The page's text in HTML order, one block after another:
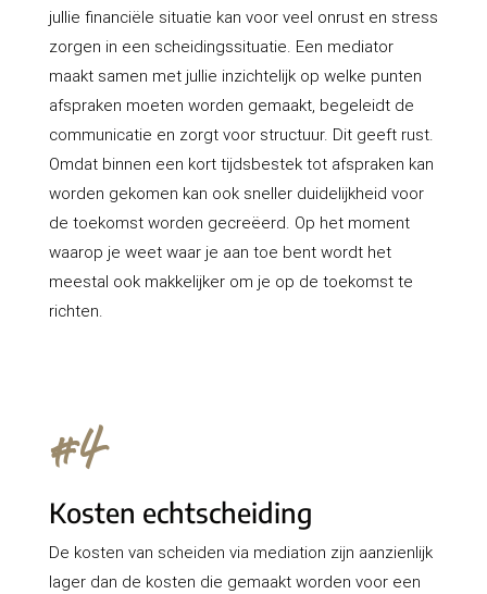
jullie financiële situatie kan voor veel onrust en stress
zorgen in een scheidingssituatie. Een mediator
maakt samen met jullie inzichtelijk op welke punten
afspraken moeten worden gemaakt, begeleidt de
communicatie en zorgt voor structuur. Dit geeft rust.
Omdat binnen een kort tijdsbestek tot afspraken kan
worden gekomen kan ook sneller duidelijkheid voor
de toekomst worden gecreëerd. Op het moment
waarop je weet waar je aan toe bent wordt het
meestal ook makkelijker om je op de toekomst te
richten.
#4
Kosten echtscheiding
De kosten van scheiden via mediation zijn aanzienlijk
lager dan de kosten die gemaakt worden voor een